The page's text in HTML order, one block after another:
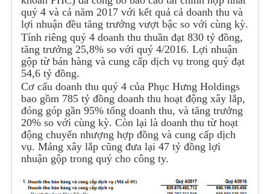
quý 4 và cả năm 2017 với kết quả cả doanh thu và
lợi nhuận đều tăng trưởng vượt bậc so với cùng kỳ.
Tính riêng quý 4 doanh thu thuần đạt 830 tỷ đồng,
tăng trưởng 25,8% so với quý 4/2016. Lợi nhuận
gộp từ bán hàng và cung cấp dịch vụ trong quý đạt
54,6 tỷ đồng.
Cơ cấu doanh thu quý 4 của Phục Hưng Holdings
bao gồm 785 tỷ đồng doanh thu hoạt động xây lắp,
đóng góp gần 95% tổng doanh thu, và tăng trưởng
20% so với cùng kỳ. Còn lại là doanh thu từ hoạt
động chuyển nhượng hợp đồng và cung cấp dịch
vụ. Mảng xây lắp cũng đưa lại 47 tỷ đồng lợi
nhuận gộp trong quý cho công ty.